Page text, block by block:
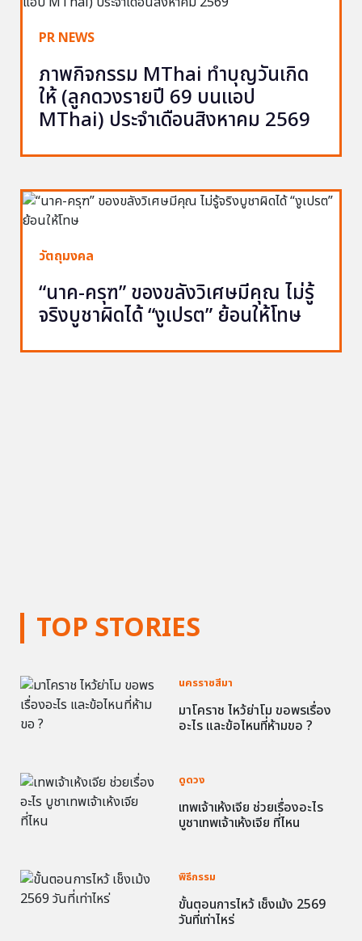
TOP STORIES
นครราชสีมา
มาโคราช ไหว้ย่าโม ขอพรเรื่อง
อะไร และข้อไหนที่ห้ามขอ ?
ดูดวง
เทพเจ้าเห้งเจีย ช่วยเรื่องอะไร
บูชาเทพเจ้าเห้งเจีย ที่ไหน
พิธีกรรม
ขั้นตอนการไหว้ เช็งเม้ง 2569
วันที่เท่าไหร่
PR NEWS
ภาพกิจกรรม MThai ทำบุญวันเกิด
ให้ (ลูกดวงรายปี 69 บนแอป
MThai) ประจำเดือนสิงหาคม 2569
วัตถุมงคล
“นาค-ครุฑ” ของขลังวิเศษมีคุณ ไม่รู้
จริงบูชาผิดได้ “งูเปรต” ย้อนให้โทษ